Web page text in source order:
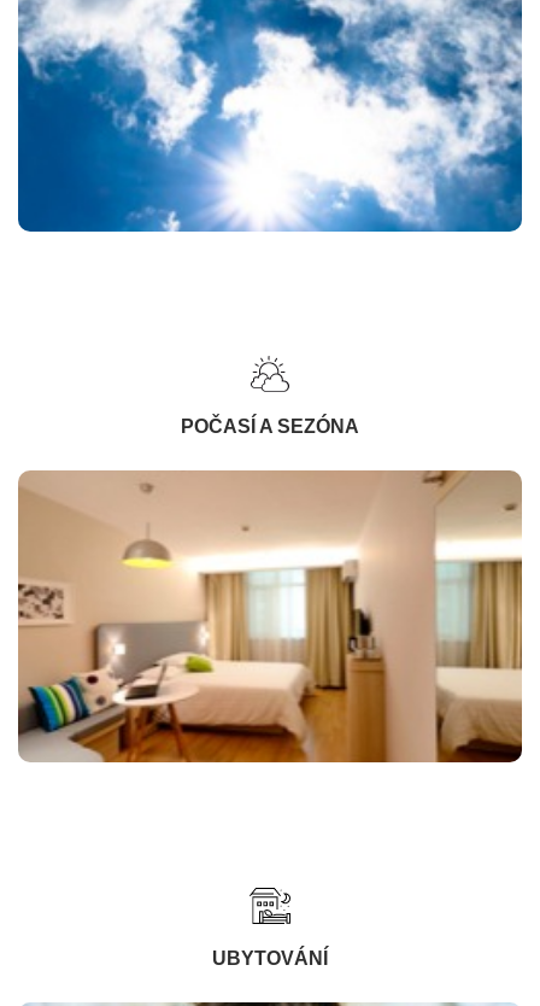
POČASÍ A SEZÓNA
UBYTOVÁNÍ